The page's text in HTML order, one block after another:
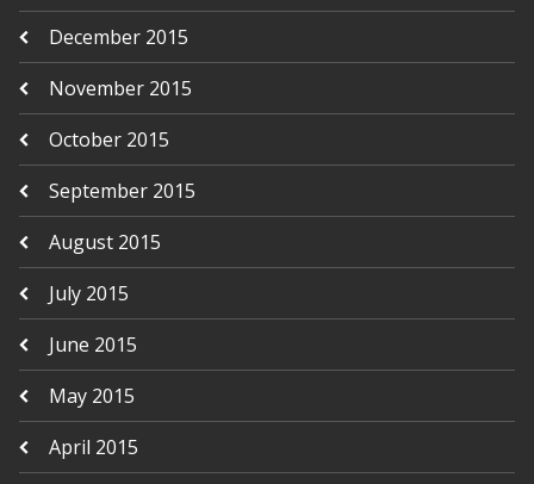
December 2015
November 2015
October 2015
September 2015
August 2015
July 2015
June 2015
May 2015
April 2015